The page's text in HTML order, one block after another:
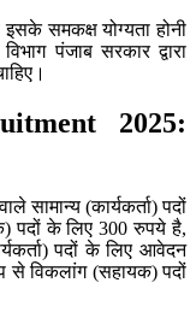
समकक्ष योग्यता होनी
पंजाब सरकार द्वारा
2025:
सामान्य (कार्यकर्ता) पदों
पदों के लिए 300 रुपये है,
पदों के लिए आवेदन
से विकलांग (सहायक) पदों